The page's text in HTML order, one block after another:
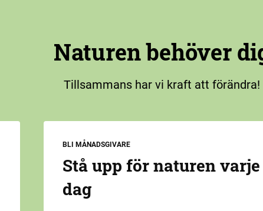
Naturen behöver
Tillsammans har vi kraft att förändra!
BLI MÅNADSGIVARE
Stå upp för naturen varje
dag